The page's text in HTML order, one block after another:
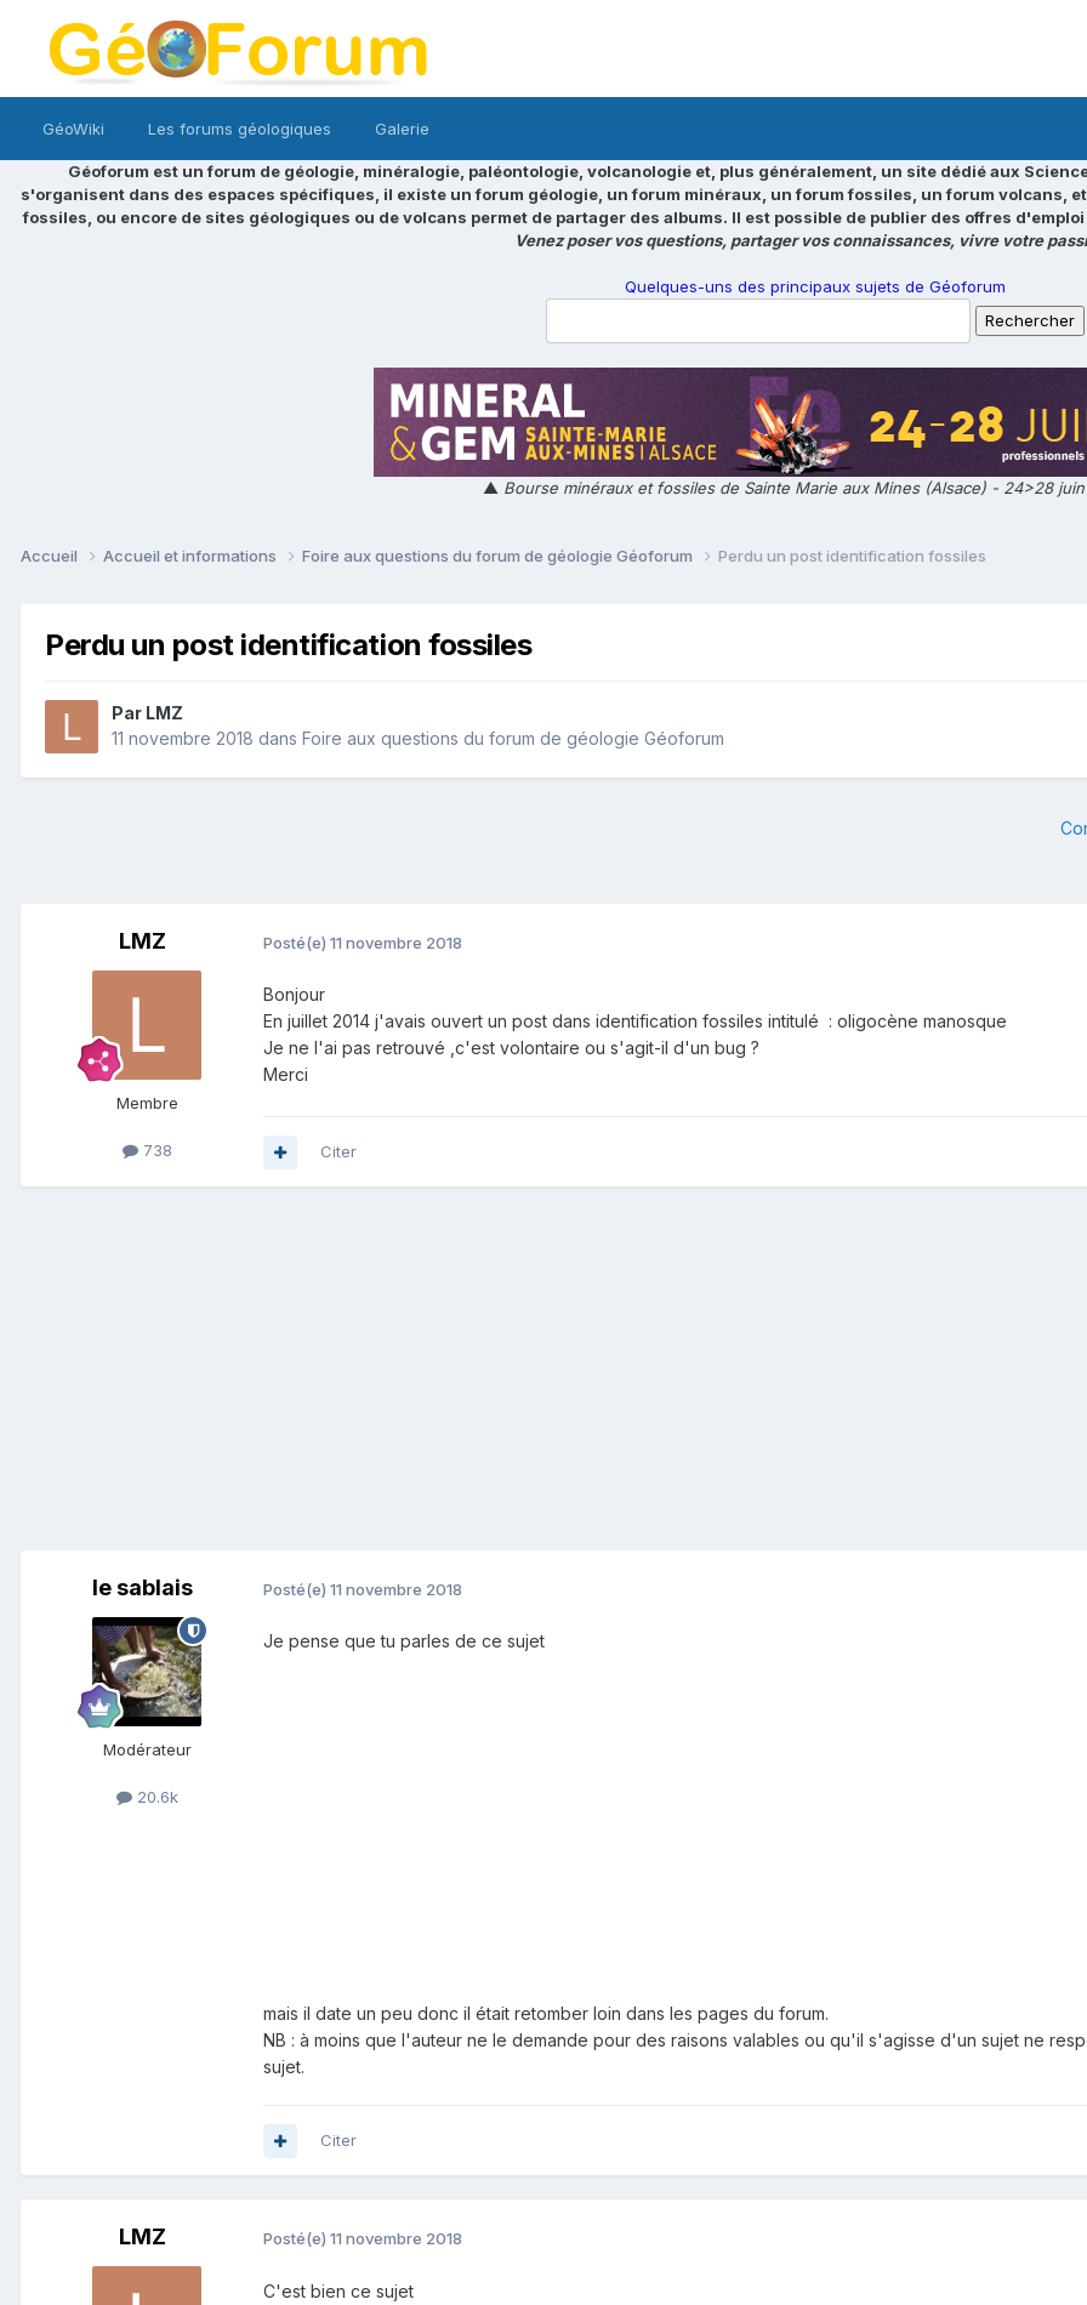
GéoWiki Les forums géologiques Galerie
Géoforum est un forum de géologie, minéralogie, paléontologie, volcanologie et, plus généralement, un site dédié aux
s'organisent dans des espaces spécifiques, il existe un forum géologie, un forum minéraux, un forum fossiles, un forum volcans,
fossiles, ou encore de sites géologiques ou de volcans permet de partager des albums. Il est possible de publier des offres
Venez poser vos questions, partager vos connaissances, vivre votre
Quelques-uns des principaux sujets de Géoforum
▲ Bourse minéraux et fossiles de Sainte Marie aux Mines (Alsace) - 24>28
Accueil Accueil et informations Foire aux questions du forum de géologie Géoforum Perdu un post identification fossiles
Perdu un post identification fossiles
Par LMZ
11 novembre 2018 dans Foire aux questions du forum de géologie Géoforum
LMZ
Membre
738
Posté(e) 11 novembre 2018
Bonjour
En juillet 2014 j'avais ouvert un post dans identification fossiles intitulé : oligocène manosque
Je ne l'ai pas retrouvé ,c'est volontaire ou s'agit-il d'un bug ?
Merci
Citer
le sablais
Modérateur
20.6k
Posté(e) 11 novembre 2018
Je pense que tu parles de ce sujet
mais il date un peu donc il était retomber loin dans les pages du forum.
NB : à moins que l'auteur ne le demande pour des raisons valables ou qu'il s'agisse d'un sujet ne
sujet.
Citer
LMZ Posté(e) 11 novembre 2018
C'est bien ce sujet